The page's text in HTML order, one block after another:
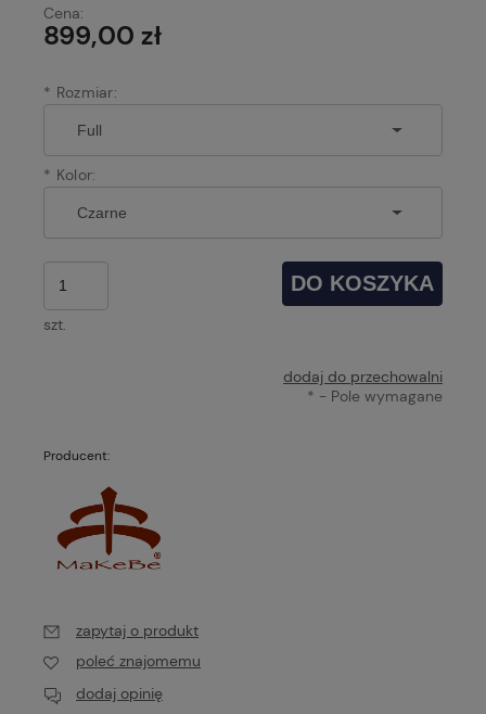
Cena:
899,00 zł
* Rozmiar:
* Kolor:
szt.
DO KOSZYKA
dodaj do przechowalni
* - Pole wymagane
Producent:
zapytaj o produkt
poleć znajomemu
dodaj opinię